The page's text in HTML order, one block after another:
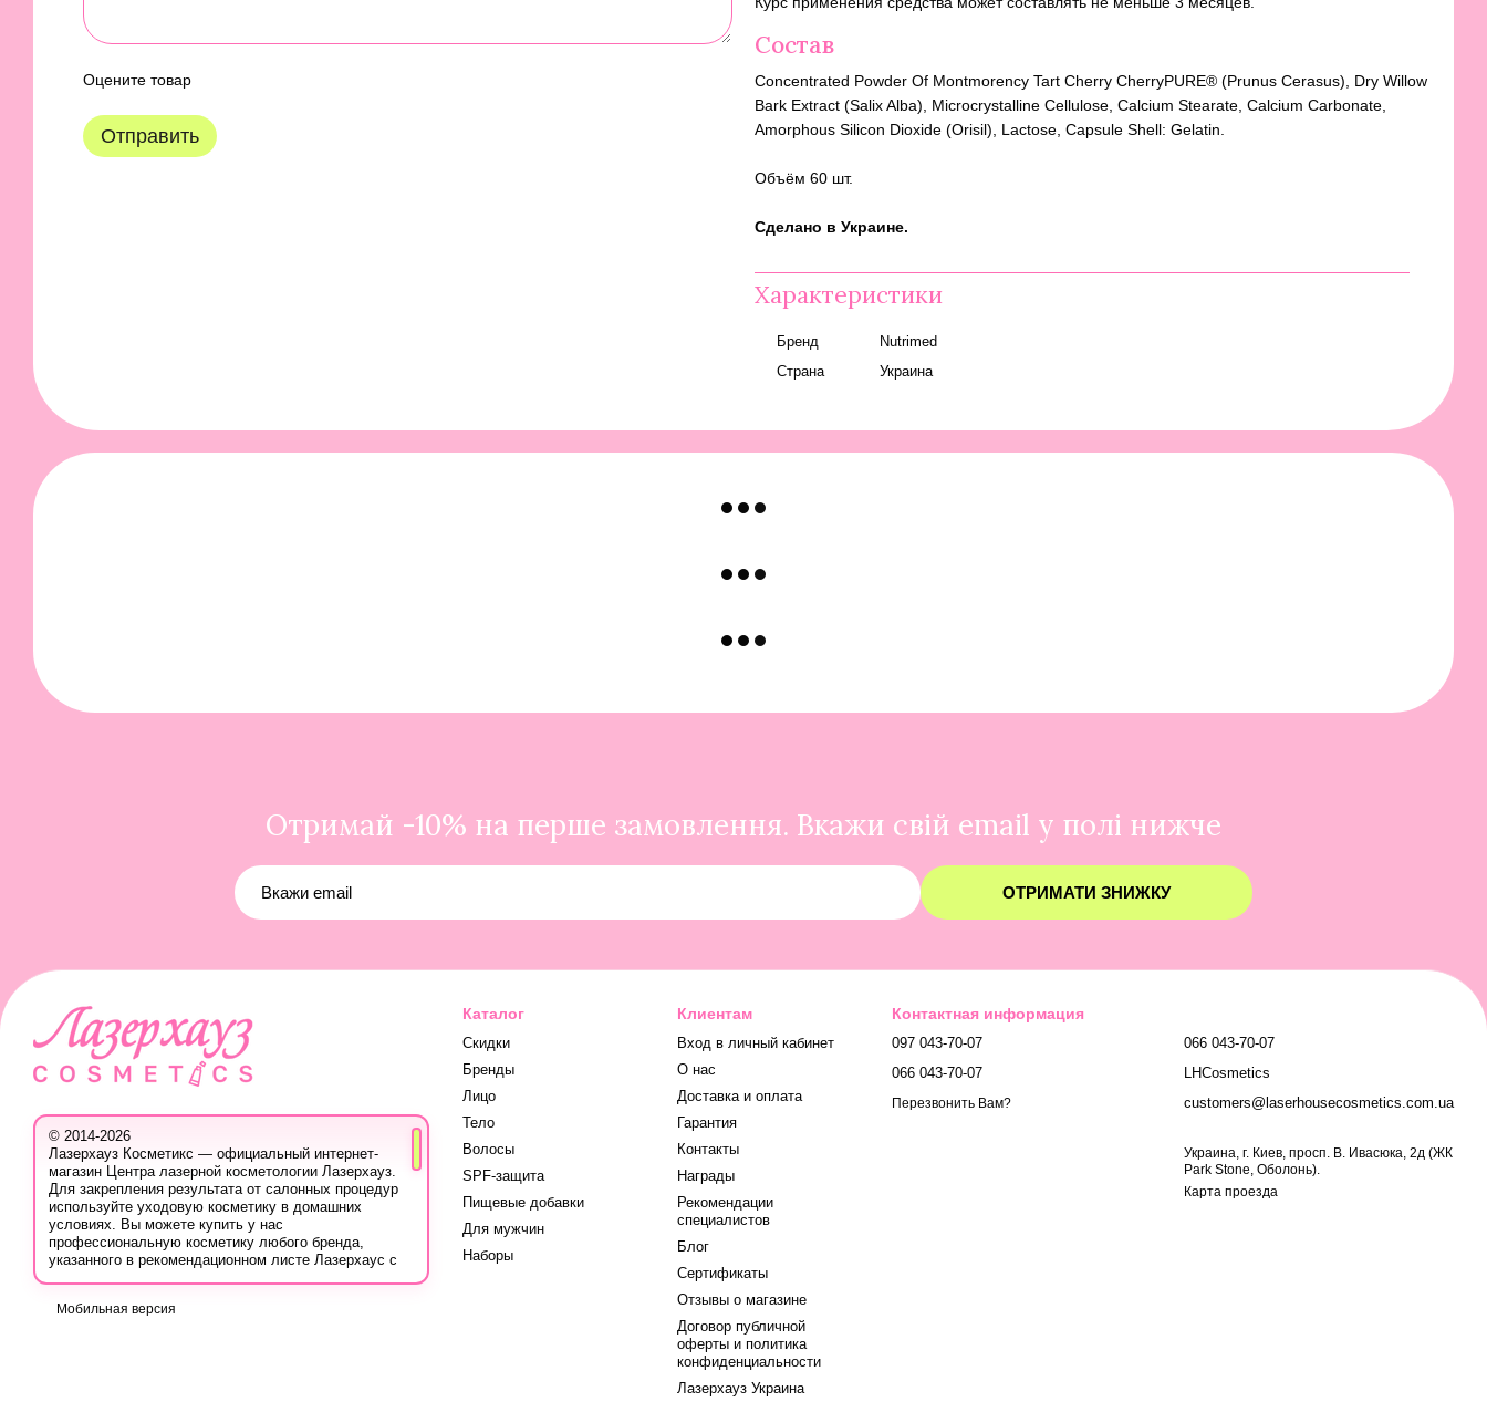
Оцените товар
Отправить
Состав
Concentrated Powder Of Montmorency Tart Cherry CherryPURE® (Prunus Cerasus), Dry Willow
Bark Extract (Salix Alba), Microcrystalline Cellulose, Calcium Stearate, Calcium Carbonate,
Amorphous Silicon Dioxide (Orisil), Lactose, Capsule Shell: Gelatin.
Объём 60 шт.
Сделано в Украине.
Характеристики
Бренд
Nutrimed
Страна
Украина
Отримай -10% на перше замовлення. Вкажи свій email у полі нижче
ОТРИМАТИ ЗНИЖКУ
© 2014-2026
Лазерхауз Косметикс — официальный интернет-
магазин Центра лазерной косметологии Лазерхауз.
Для закрепления результата от салонных процедур
используйте уходовую косметику в домашних
условиях. Вы можете купить у нас
профессиональную косметику любого бренда,
указанного в рекомендационном листе Лазерхаус с
Лазер Хауз к косметологу, дерматологу, трихологу
Мобильная версия
Каталог
Скидки
Бренды
Лицо
Тело
Волосы
SPF-защита
Пищевые добавки
Для мужчин
Наборы
Клиентам
Вход в личный кабинет
О нас
Доставка и оплата
Гарантия
Контакты
Награды
Рекомендации
специалистов
Блог
Сертификаты
Отзывы о магазине
Договор публичной
оферты и политика
конфиденциальности
Лазерхауз Украина
Контактная информация
097 043-70-07
066 043-70-07
Перезвонить Вам?
066 043-70-07
LHCosmetics
customers@laserhousecosmetics.com.ua
Украина, г. Киев, просп. В. Ивасюка, 2д (ЖК
Park Stone, Оболонь).
Карта проезда